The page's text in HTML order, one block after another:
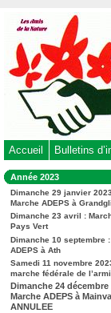
au
contenu
-
Aller
au
menu
-
à
la
recherche
Accueil Bulletins
Dans
la
rubrique
:
Année 2023
Dimanche 29 janvier
Marche ADEPS à
Dimanche 23 avril :
Pays Vert
Dimanche 10 septembre
ADEPS à Ath
Samedi 11 novembre
marche fédérale de
Dimanche 24 décembre
Marche ADEPS à
ANNULEE